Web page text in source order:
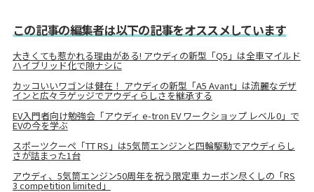
この記事の編集者は以下の記事をオススメしています
大きくても惹かれる理由がある! アウディの新型「Q5」は全車マイルド
ハイブリッド化で隙ナシに
カッコいいワゴンは健在！ アウディの新型「A5 Avant」は流麗なデザ
インと広々ラゲッジでアウディらしさを継承する
EV入門者向け勉強会「アウディ e-tron EV ワークショップ レベル0」で
EVの今を学ぶ
スポーツクーペ「TT RS」は5気筒エンジンと四輪駆動でアウディらし
さが詰まった1台
アウディ、5気筒エンジン50周年を祝う限定車 カーボン尽くしの「RS
3 competition limited」